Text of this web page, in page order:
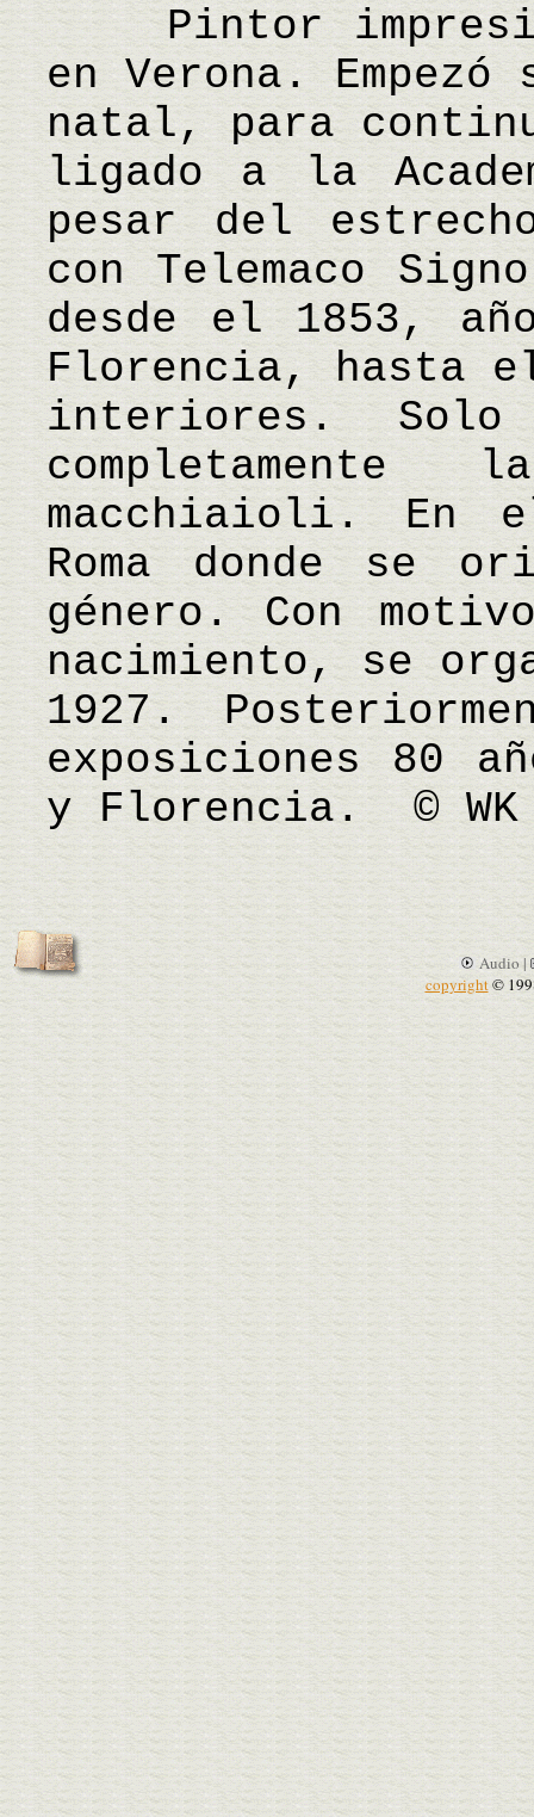
Pintor
en Verona.
natal, para
ligado a la
pesar del
con Telemaco
desde el 1853,
Florencia, hasta
interiores.
macchiaioli. En
Roma donde se
género. Con
nacimiento, se
1927.
exposiciones 80
y Florencia. © WK
Audio |
copyright©